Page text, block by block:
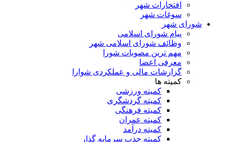
افتخارات شهر
سوغات شهر
شورای شهر
پیام شورای اسلامی
وظائف شورای اسلامی شهر
مهم ترین مصوبات شورا
معرفی اعضا
گزارشات مالی و عملکردی شوارا
کمیته ها
کمیته ورزشی
کمیته گردشگری
کمیته فرهنگی
کمیته عمران
کمیته درآمد
کمیته جذب سرمایه گذار